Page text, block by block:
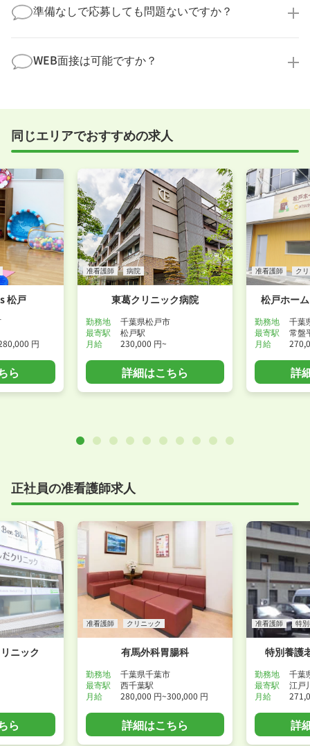
す！
積極的に受け入れています。実際の職場環境や働く人
の様子を見ることで、より安心してご判断いただけま
ださい！
準備なしで応募しても問題ないですか？
まで、一からサポートいたします。「転職を考え始め
たばかり」「何から始めればいいか分からない」とい
WEB面接は可能ですか？
すめしていますが、企業様によってはWEB面接を導入
事前に確認することは可能ですので、お気軽にお申し
付けください！
同じエリアでおすすめの求人
松戸
円
ら
准看護師 病院
東葛クリニック病院
勤務地
千葉県松戸市
最寄駅
松戸駅
月給
230,000 円~
詳細はこちら
准看護師 ク
松戸ホー
勤務地
千葉
最寄駅
常盤
月給
詳
正社員の准看護師求人
ニック
ら
准看護師 クリニック
有馬外科胃腸科
勤務地
千葉県千葉市
最寄駅
西千葉駅
月給
280,000 円~300,000 円
詳細はこちら
准看護師 特
特別養護
勤務地
千葉
最寄駅
江戸
月給
詳